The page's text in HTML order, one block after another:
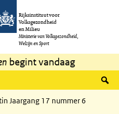
Rijksinstituut voor
Volksgezondheid
en Milieu
Ministerie van Volksgezondheid,
Welzijn en Sport
begint vandaag
Jaargang 17 nummer 6